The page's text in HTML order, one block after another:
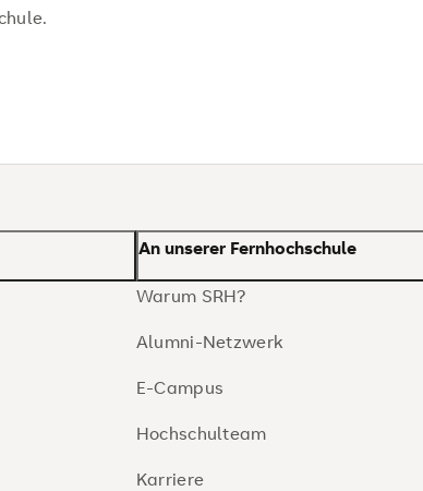
An unserer Fernhochschule
Warum SRH?
Alumni-Netzwerk
E-Campus
Hochschulteam
Karriere